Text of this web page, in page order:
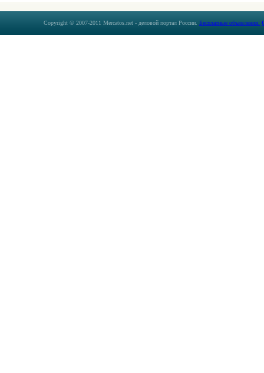
Copyright © 2007-2011 Mercatos.net - деловой портал России. Бесплатные объявления.